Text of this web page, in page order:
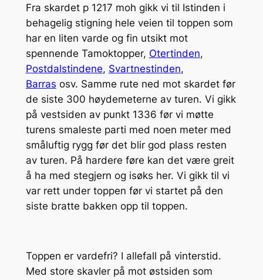
Fra skardet p 1217 moh gikk vi til Istinden i
behagelig stigning hele veien til toppen som
har en liten varde og fin utsikt mot
spennende Tamoktopper, Otertinden,
Postdalstindene, Svartnestinden,
Barras osv. Samme rute ned mot skardet før
de siste 300 høydemeterne av turen. Vi gikk
på vestsiden av punkt 1336 før vi møtte
turens smaleste parti med noen meter med
småluftig rygg før det blir god plass resten
av turen. På hardere føre kan det være greit
å ha med stegjern og isøks her. Vi gikk til vi
var rett under toppen før vi startet på den
siste bratte bakken opp til toppen.
Toppen er vardefri? I allefall på vinterstid.
Med store skavler på mot østsiden som